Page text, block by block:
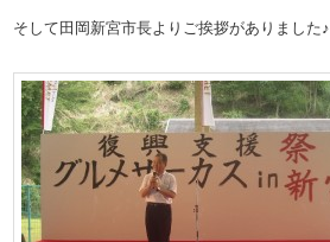
そして田岡新宮市長よりご挨拶がありました♪